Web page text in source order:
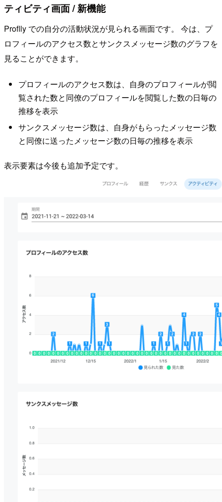
ティビティ画面 / 新機能
Proflly での自分の活動状況が見られる画面です。 今は、プ
ロフィールのアクセス数とサンクスメッセージ数のグラフを
見ることができます。
プロフィールのアクセス数は、自身のプロフィールが閲
覧された数と同僚のプロフィールを閲覧した数の日毎の
推移を表示
サンクスメッセージ数は、自身がもらったメッセージ数
と同僚に送ったメッセージ数の日毎の推移を表示
表示要素は今後も追加予定です。